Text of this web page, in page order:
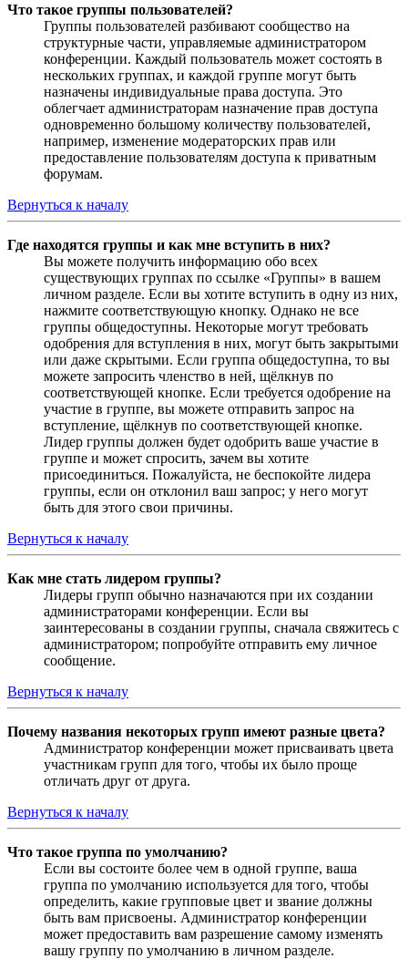
Что такое группы пользователей?
Группы пользователей разбивают сообщество на
структурные части, управляемые администратором
конференции. Каждый пользователь может состоять в
нескольких группах, и каждой группе могут быть
назначены индивидуальные права доступа. Это
облегчает администраторам назначение прав доступа
одновременно большому количеству пользователей,
например, изменение модераторских прав или
предоставление пользователям доступа к приватным
форумам.
Вернуться к началу
Где находятся группы и как мне вступить в них?
Вы можете получить информацию обо всех
существующих группах по ссылке «Группы» в вашем
личном разделе. Если вы хотите вступить в одну из них,
нажмите соответствующую кнопку. Однако не все
группы общедоступны. Некоторые могут требовать
одобрения для вступления в них, могут быть закрытыми
или даже скрытыми. Если группа общедоступна, то вы
можете запросить членство в ней, щёлкнув по
соответствующей кнопке. Если требуется одобрение на
участие в группе, вы можете отправить запрос на
вступление, щёлкнув по соответствующей кнопке.
Лидер группы должен будет одобрить ваше участие в
группе и может спросить, зачем вы хотите
присоединиться. Пожалуйста, не беспокойте лидера
группы, если он отклонил ваш запрос; у него могут
быть для этого свои причины.
Вернуться к началу
Как мне стать лидером группы?
Лидеры групп обычно назначаются при их создании
администраторами конференции. Если вы
заинтересованы в создании группы, сначала свяжитесь с
администратором; попробуйте отправить ему личное
сообщение.
Вернуться к началу
Почему названия некоторых групп имеют разные цвета?
Администратор конференции может присваивать цвета
участникам групп для того, чтобы их было проще
отличать друг от друга.
Вернуться к началу
Что такое группа по умолчанию?
Если вы состоите более чем в одной группе, ваша
группа по умолчанию используется для того, чтобы
определить, какие групповые цвет и звание должны
быть вам присвоены. Администратор конференции
может предоставить вам разрешение самому изменять
вашу группу по умолчанию в личном разделе.